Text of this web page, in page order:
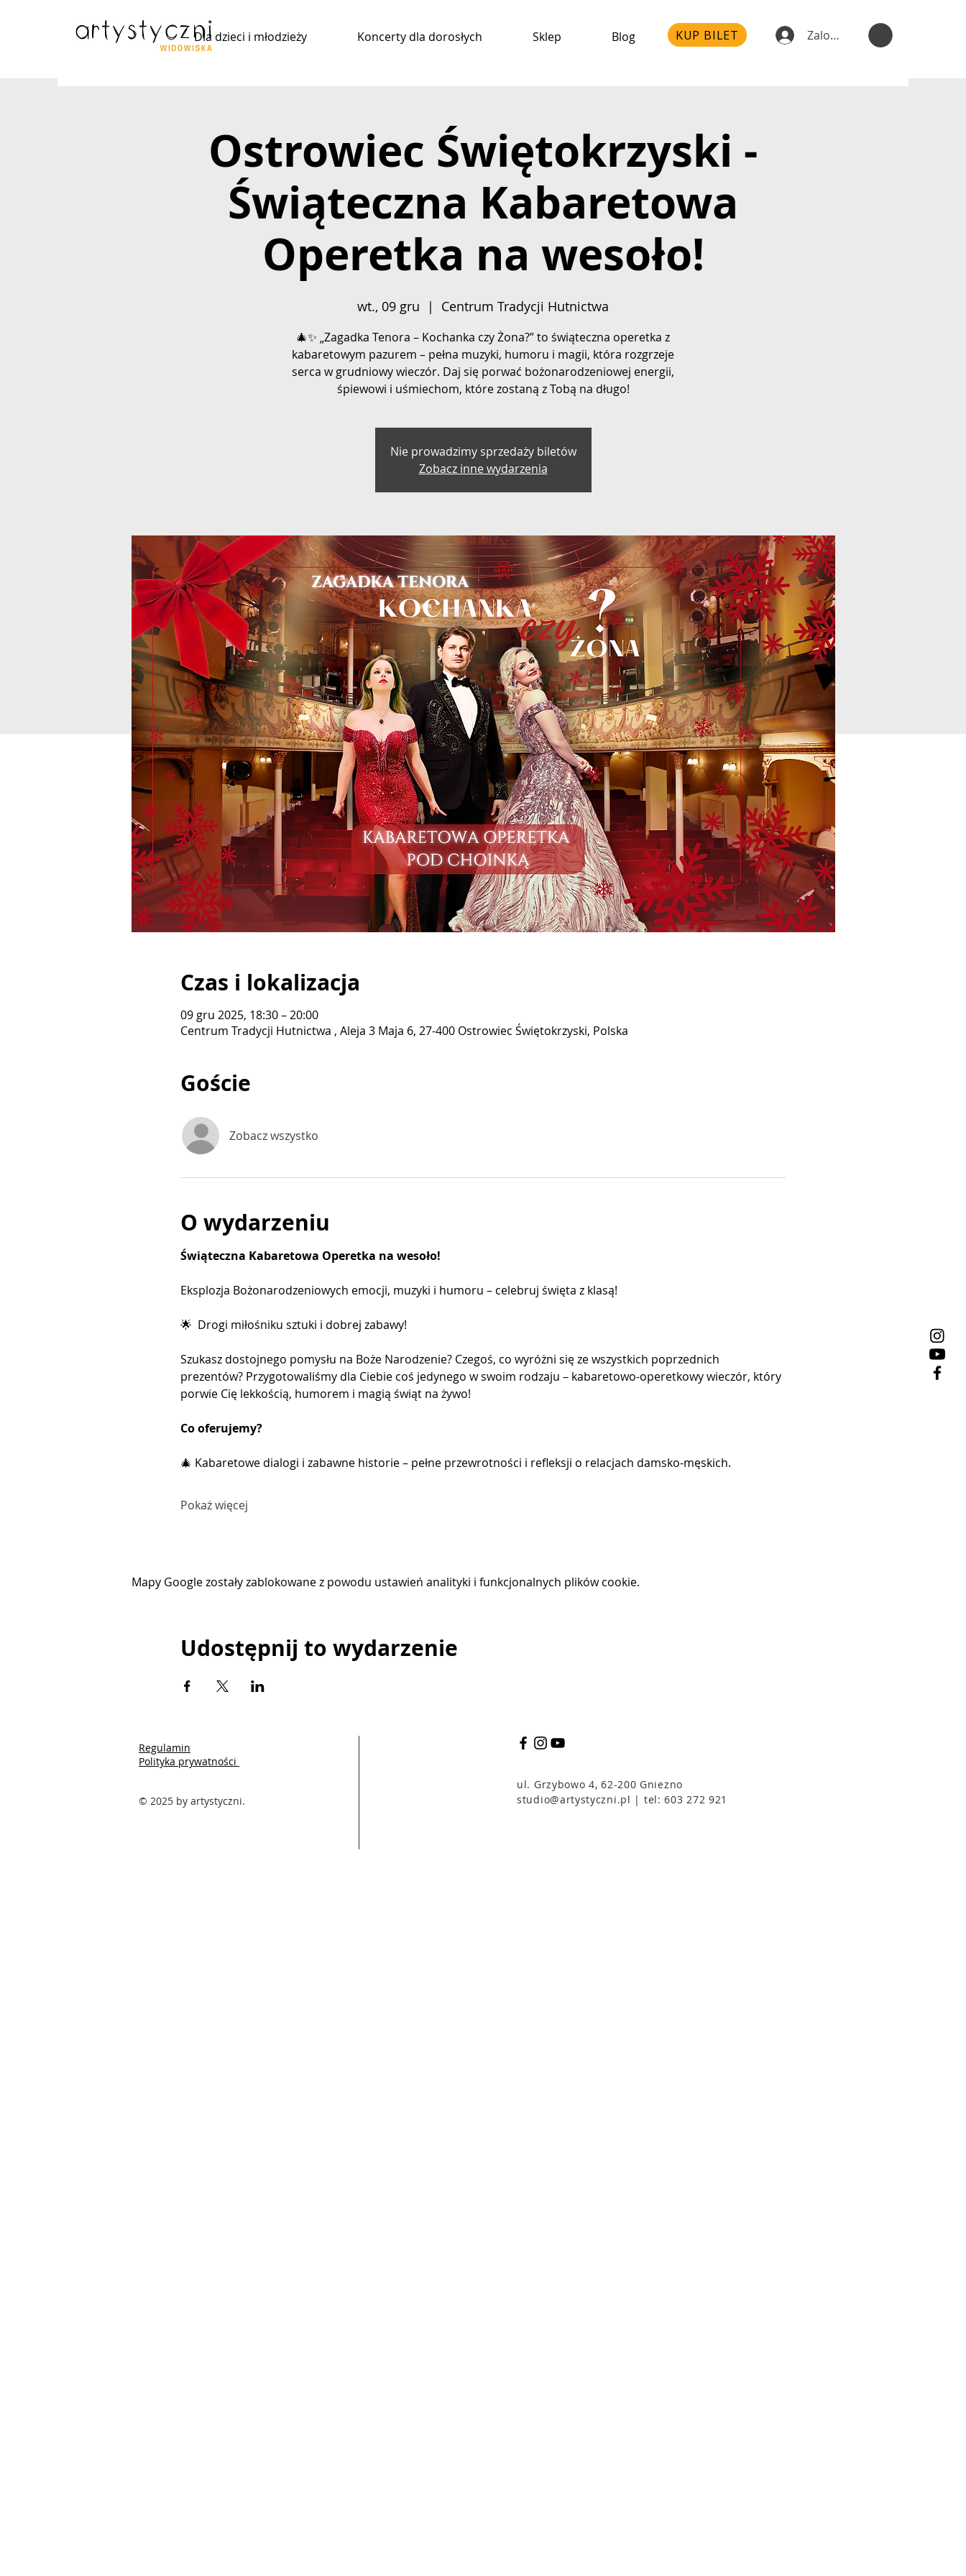
Dla dzieci i młodzieży Koncerty dla dorosłych Sklep Blog KUP BILET Zaloguj się
Ostrowiec Świętokrzyski -
Świąteczna Kabaretowa
Operetka na wesoło!
wt., 09 gru
  |
Centrum Tradycji Hutnictwa
🎄✨ „Zagadka Tenora – Kochanka czy Żona?” to świąteczna operetka z
kabaretowym pazurem – pełna muzyki, humoru i magii, która rozgrzeje
serca w grudniowy wieczór. Daj się porwać bożonarodzeniowej energii,
śpiewowi i uśmiechom, które zostaną z Tobą na długo!
Nie prowadzimy sprzedaży biletów
Zobacz inne wydarzenia
Czas i lokalizacja
09 gru 2025, 18:30 – 20:00
Centrum Tradycji Hutnictwa , Aleja 3 Maja 6, 27-400 Ostrowiec Świętokrzyski, Polska
Goście
Zobacz wszystko
O wydarzeniu
Świąteczna Kabaretowa Operetka na wesoło!
Eksplozja Bożonarodzeniowych emocji, muzyki i humoru – celebruj święta z klasą!
🌟  Drogi miłośniku sztuki i dobrej zabawy!
Szukasz dostojnego pomysłu na Boże Narodzenie? Czegoś, co wyróżni się ze wszystkich poprzednich
prezentów? Przygotowaliśmy dla Ciebie coś jedynego w swoim rodzaju – kabaretowo-operetkowy wieczór, który
porwie Cię lekkością, humorem i magią świąt na żywo!
Co oferujemy?
🎄 Kabaretowe dialogi i zabawne historie – pełne przewrotności i refleksji o relacjach damsko-męskich.
Pokaż więcej
Mapy Google zostały zablokowane z powodu ustawień analityki i funkcjonalnych plików cookie.
Udostępnij to wydarzenie
Regulamin
Polityka prywatności
© 2025 by artystyczni.
ul. Grzybowo 4, 62-200 Gniezno
studio@artystyczni.pl | tel: 603 272 921